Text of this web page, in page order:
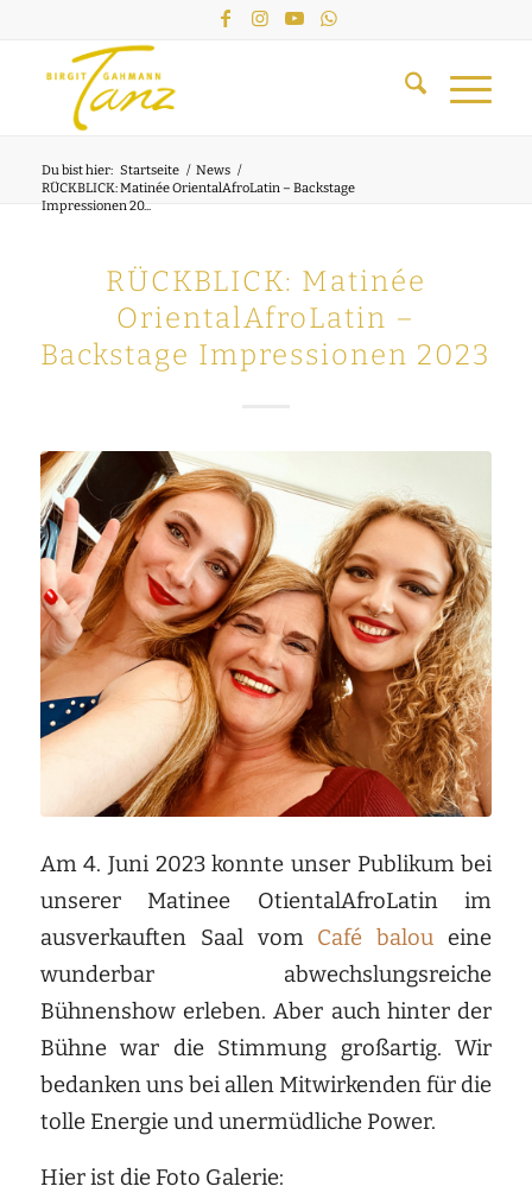
Du bist hier: Startseite / News /
RÜCKBLICK: Matinée OrientalAfroLatin – Backstage
Impressionen 20...
RÜCKBLICK: Matinée
OrientalAfroLatin –
Backstage Impressionen 2023
Am 4. Juni 2023 konnte unser Publikum bei
unserer Matinee OtientalAfroLatin im
ausverkauften Saal vom Café balou eine
wunderbar abwechslungsreiche
Bühnenshow erleben. Aber auch hinter der
Bühne war die Stimmung großartig. Wir
bedanken uns bei allen Mitwirkenden für die
tolle Energie und unermüdliche Power.
Hier ist die Foto Galerie: